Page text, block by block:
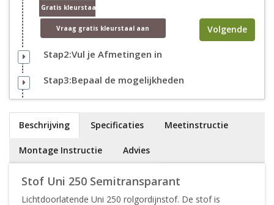
Gratis kleurstaal
Vraag gratis kleurstaal aan Volgende
Stap2:Vul je Afmetingen in
Stap3:Bepaal de mogelijkheden
Beschrijving Specificaties Meetinstructie
Montage Instructie Advies
Stof Uni 250 Semitransparant
Lichtdoorlatende Uni 250 rolgordijnstof. De stof is